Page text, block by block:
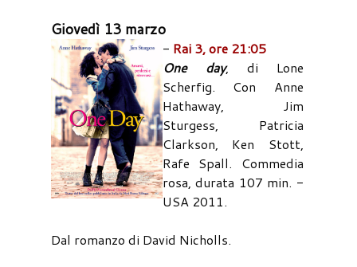
Giovedì 13 marzo
- Rai 3, ore 21:05
One day, di Lone
Scherfig. Con Anne
Hathaway, Jim
Sturgess, Patricia
Clarkson, Ken Stott,
Rafe Spall. Commedia
rosa, durata 107 min. -
USA 2011.
Dal romanzo di David Nicholls.